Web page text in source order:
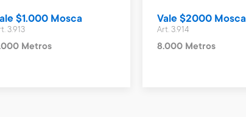
$1.000 Mosca
3.913
Metros
Vale $2000 Mosca
Art. 3.914
8.000 Metros